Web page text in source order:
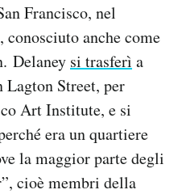
Francisco, nel
anche come
Delaney si trasferì a
Lagton Street, per
Art Institute, e si
era un quartiere
la maggior parte degli
cioè membri della